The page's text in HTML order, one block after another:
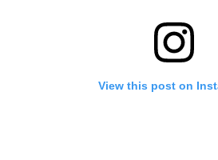
View this post on